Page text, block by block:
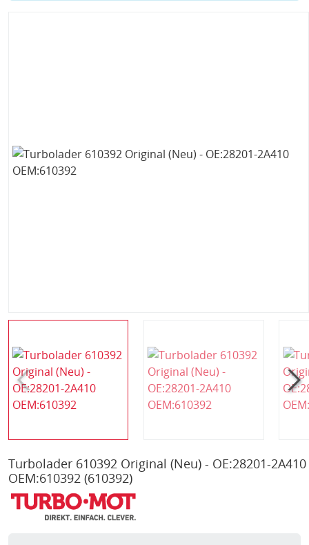
Turbolader 610392 Original (Neu) - OE:28201-2A410
OEM:610392 (610392)